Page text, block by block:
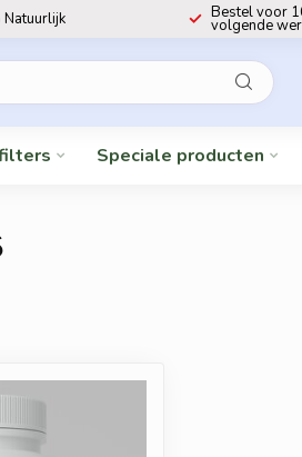
Bestel voor
volgende
Speciale producten